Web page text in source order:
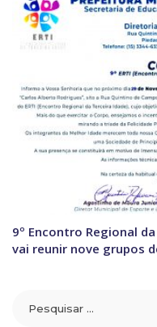
9º Encontro Regional
vai reunir nove grupos